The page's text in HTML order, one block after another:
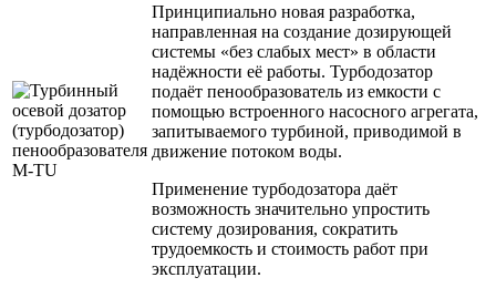
Принципиально новая разработка,
направленная на создание дозирующей
системы «без слабых мест» в области
надёжности её работы. Турбодозатор
подаёт пенообразователь из емкости с
помощью встроенного насосного агрегата,
запитываемого турбиной, приводимой в
движение потоком воды.
Применение турбодозатора даёт
возможность значительно упростить
систему дозирования, сократить
трудоемкость и стоимость работ при
эксплуатации.